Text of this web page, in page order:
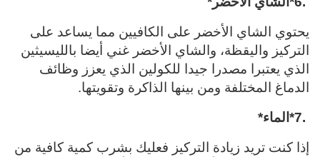
يحتوي الشاي الأخضر على الكافيين مما يساعد على
التركيز واليقظة، والشاي الأخضر غني أيضا بالليسيثين
الذي يعتبرا مصدرا جيدا للكولين الذي يعزز وظائف
الدماغ المختلفة ومن بينها الذاكرة وتقويتها.
*7. الماء*
إذا كنت تريد زيادة التركيز فعليك بشرب كمية كافية من